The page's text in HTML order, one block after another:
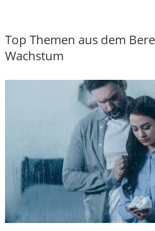
Top Themen aus dem
Wachstum